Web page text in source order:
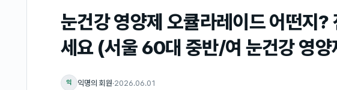
눈건강 영양제 오큘라레이드 어떤지?
세요 (서울 60대 중반/여 눈건강 영양
익 익명의 회원·2026.06.01